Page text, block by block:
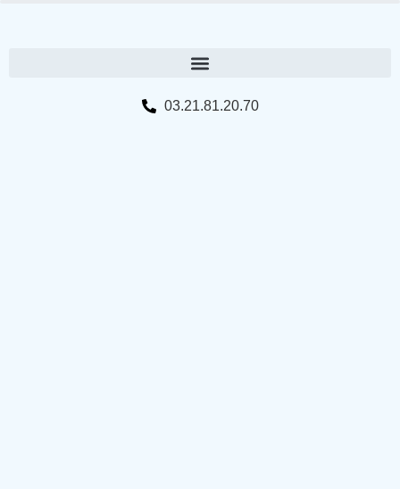
03.21.81.20.70